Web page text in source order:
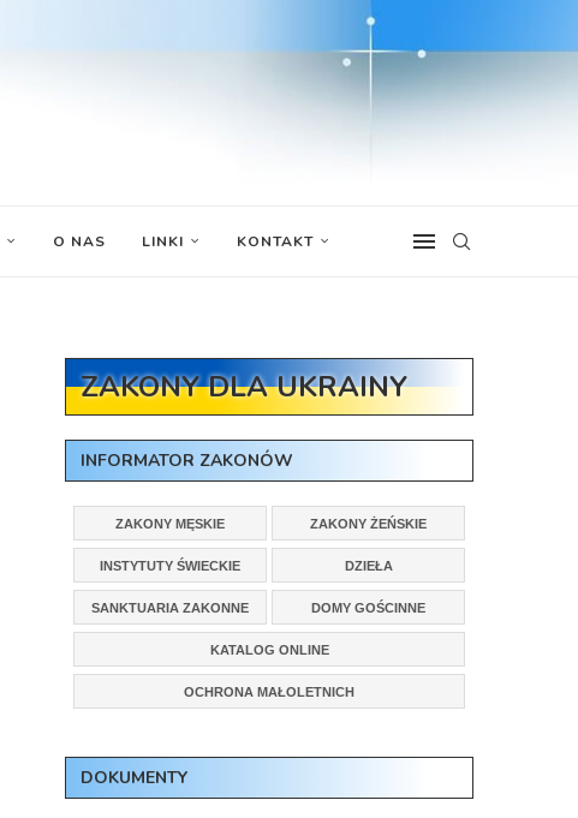
O NAS LINKI KONTAKT
ZAKONY DLA UKRAINY
INFORMATOR ZAKONÓW
ZAKONY MĘSKIE ZAKONY ŻEŃSKIE
INSTYTUTY ŚWIECKIE DZIEŁA
SANKTUARIA ZAKONNE DOMY GOŚCINNE
KATALOG ONLINE
OCHRONA MAŁOLETNICH
DOKUMENTY